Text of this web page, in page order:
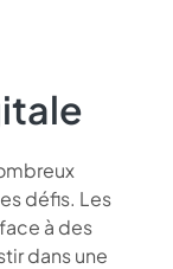
défis. Les
à des
dans une